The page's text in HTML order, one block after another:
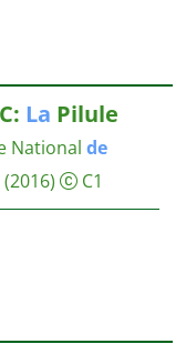
La Pilule
National de
(2016) C1